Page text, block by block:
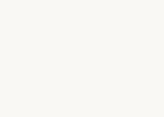
Method